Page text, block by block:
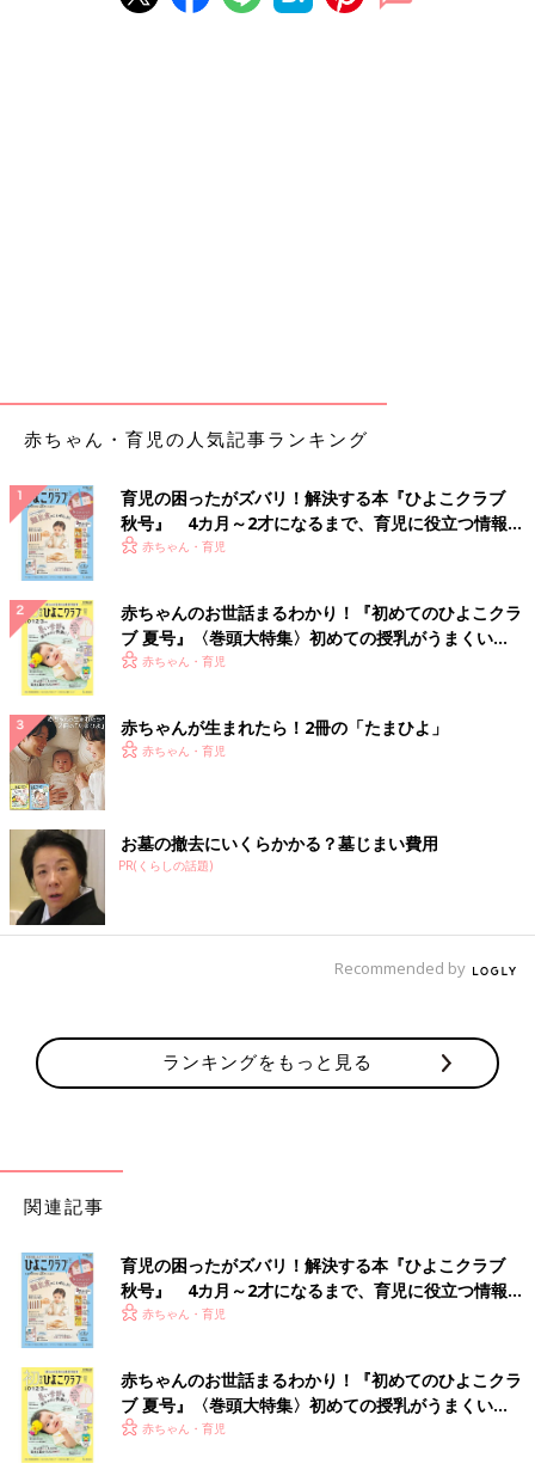
抱っこやチャイルドシートから抜け出すとき急に軟体動物になる
やつなんなんでしょうね。
【課題】子どもの発狂を避ける【対策】
赤ちゃん・育児の人気記事ランキング
育児の困ったがズバリ！解決する本『ひよこクラブ
秋号』 4カ月～2才になるまで、育児に役立つ情報が
いっぱい！
赤ちゃん・育児
赤ちゃんのお世話まるわかり！『初めてのひよこクラ
ブ 夏号』〈巻頭大特集〉初めての授乳がうまくい
く！ おっぱい・ミルクの基本と夏のトラブル 解決テ
赤ちゃん・育児
赤ちゃんが生まれたら！2冊の「たまひよ」
赤ちゃん・育児
お墓の撤去にいくらかかる？墓じまい費用
PR(くらしの話題)
Recommended by
ランキングをもっと見る
関連記事
育児の困ったがズバリ！解決する本『ひよこクラブ
秋号』 4カ月～2才になるまで、育児に役立つ情報が
いっぱい！
赤ちゃん・育児
赤ちゃんのお世話まるわかり！『初めてのひよこクラ
ブ 夏号』〈巻頭大特集〉初めての授乳がうまくい
く！ おっぱい・ミルクの基本と夏のトラブル 解決テ
赤ちゃん・育児